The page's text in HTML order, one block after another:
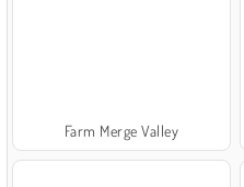
Farm Merge Valley